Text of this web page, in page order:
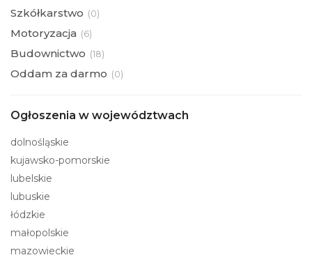
Szkółkarstwo (0)
Motoryzacja (6)
Budownictwo (18)
Oddam za darmo (0)
Ogłoszenia w województwach
dolnośląskie
kujawsko-pomorskie
lubelskie
lubuskie
łódzkie
małopolskie
mazowieckie